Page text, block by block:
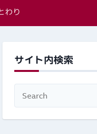
わり
サイト内検索